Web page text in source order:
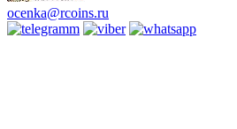
ocenka@rcoins.ru